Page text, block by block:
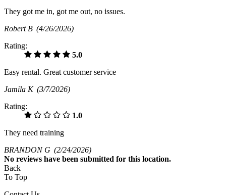
They got me in, got me out, no issues.
Robert B (4/26/2026)
Rating:
5.0
Easy rental. Great customer service
Jamila K (3/7/2026)
Rating:
1.0
They need training
BRANDON G (2/24/2026)
No reviews have been submitted for this location.
Back
To Top